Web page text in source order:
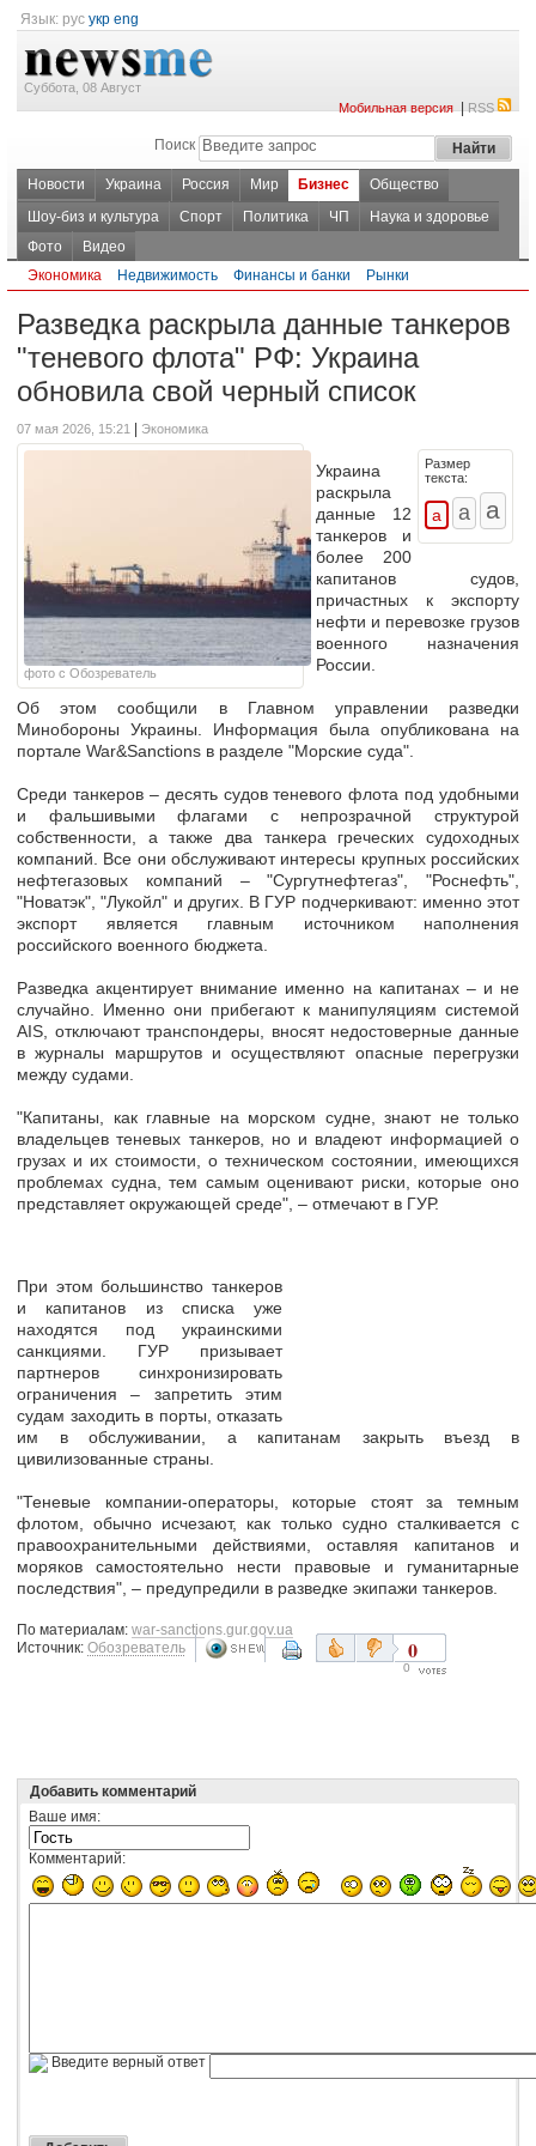
Язык: рус укр eng
Суббота, 08 Август
Мобильная версия|RSS
Поиск
Новости Украина Россия Мир Бизнес
Общество
Шоу-биз и культура
Спорт Политика ЧП
Наука и здоровье
Фото
Видео
Экономика
Недвижимость Финансы и банки Рынки
Разведка раскрыла данные танкеров
"теневого флота" РФ: Украина
обновила свой черный список
07 мая 2026, 15:21 Экономика
фото с Обозреватель
Размер
текста:
Украина
раскрыла
данные 12
танкеров и
более 200
капитанов судов,
причастных к экспорту
нефти и перевозке грузов
военного назначения
России.
Об этом сообщили в Главном управлении разведки
Минобороны Украины. Информация была опубликована на
портале War&Sanctions в разделе "Морские суда".
Среди танкеров – десять судов теневого флота под удобными
и фальшивыми флагами с непрозрачной структурой
собственности, а также два танкера греческих судоходных
компаний. Все они обслуживают интересы крупных российских
нефтегазовых компаний – "Сургутнефтегаз", "Роснефть",
"Новатэк", "Лукойл" и других. В ГУР подчеркивают: именно этот
экспорт является главным источником наполнения
российского военного бюджета.
Разведка акцентирует внимание именно на капитанах – и не
случайно. Именно они прибегают к манипуляциям системой
AIS, отключают транспондеры, вносят недостоверные данные
в журналы маршрутови осуществляют опасные перегрузки
между судами.
"Капитаны, как главные на морском судне, знают не только
владельцев теневых танкеров, но и владеют информацией о
грузах и их стоимости, о техническом состоянии, имеющихся
проблемах судна, тем самым оценивают риски, которые оно
представляет окружающей среде", – отмечают в ГУР.
При этом большинство танкеров
и капитанов из списка уже
находятся под украинскими
санкциями . ГУР призывает
партнеров синхронизировать
ограничения – запретить этим
судам заходить в порты, отказать
им в обслуживании, а капитанам закрыть въезд в
цивилизованные страны.
"Теневые компании-операторы, которые стоят за темным
флотом, обычно исчезают, как только судно сталкивается с
правоохранительными действиями, оставляя капитанов и
моряков самостоятельно нести правовые и гуманитарные
последствия", – предупредили в разведке экипажи танкеров.
По материалам: war-sanctions.gur.gov.ua
Источник: Обозреватель 0
0
Добавить комментарий
Ваше имя:
Комментарий:
Введите верный ответ